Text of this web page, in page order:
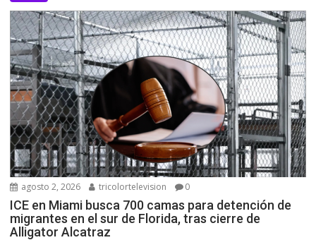
agosto 2, 2026 tricolortelevision 0
ICE en Miami busca 700 camas para detención de
migrantes en el sur de Florida, tras cierre de
Alligator Alcatraz